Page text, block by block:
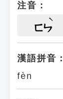
注音：
ㄈㄣ
漢語拼音：
fèn